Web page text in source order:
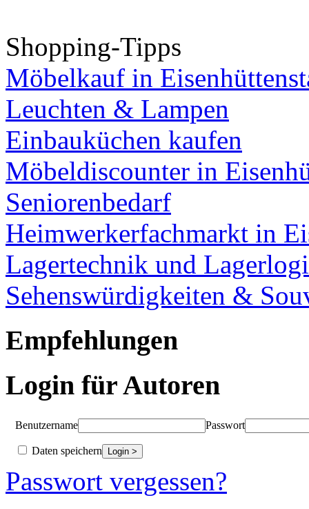
Shopping-Tipps
Möbelkauf in
Leuchten & Lampen
Einbauküchen kaufen
Möbeldiscounter in
Seniorenbedarf
Heimwerkerfachmarkt in
Lagertechnik und
Sehenswürdigkeiten &
Empfehlungen
Login für Autoren
Benutzername Passwort
Daten speichern
Passwort vergessen?